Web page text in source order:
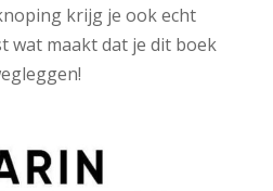
krijg je ook echt
wat maakt dat je dit boek